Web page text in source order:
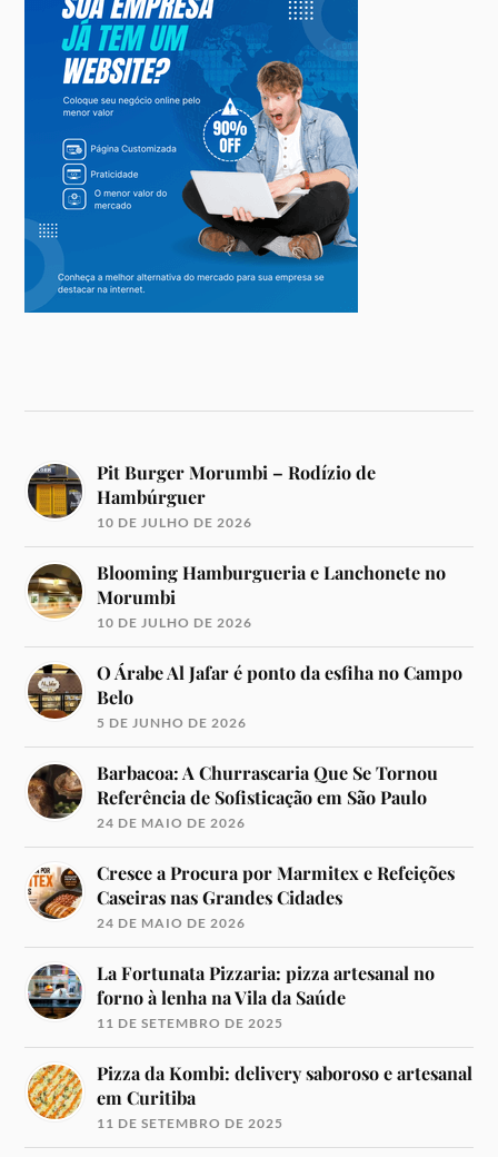
Pit Burger Morumbi – Rodízio de
Hambúrguer
10 DE JULHO DE 2026
Blooming Hamburgueria e Lanchonete no
Morumbi
10 DE JULHO DE 2026
O Árabe Al Jafar é ponto da esfiha no Campo
Belo
5 DE JUNHO DE 2026
Barbacoa: A Churrascaria Que Se Tornou
Referência de Sofisticação em São Paulo
24 DE MAIO DE 2026
Cresce a Procura por Marmitex e Refeições
Caseiras nas Grandes Cidades
24 DE MAIO DE 2026
La Fortunata Pizzaria: pizza artesanal no
forno à lenha na Vila da Saúde
11 DE SETEMBRO DE 2025
Pizza da Kombi: delivery saboroso e artesanal
em Curitiba
11 DE SETEMBRO DE 2025